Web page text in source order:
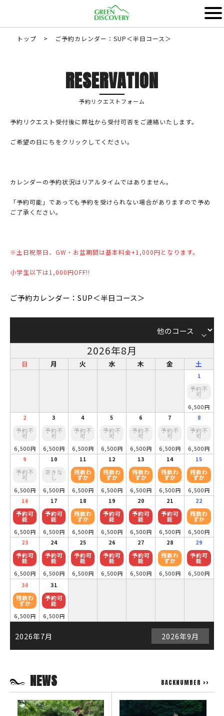
トップ > ご予約カレンダー：SUP＜半日コース＞
RESERVATION
予約リクエストフォーム
予約リクエスト受付後に弊社から受付可否をご連絡いたします。
ご希望の日にちをクリックしてください。
カレンダーの予約状況はリアルタイムではありません。
「予約可能」であっても予約を受けられない場合がありますので予め
ご了承ください。
※土日祝祭日、GW・お盆期間は基本料金+1,000円となります。
小学生以下は1,000円OFF!!
ご予約カレンダー：SUP＜半日コース＞
keyboard_arrow_down
2026年8月
日 月 火 水 木 金 土
1
予約不
可
6,500円
2
予約不
可
6,500円
3
予約不
可
6,500円
4
予約不
可
6,500円
5
予約不
可
6,500円
6
予約不
可
6,500円
7
予約不
可
6,500円
8
予約不
可
6,500円
9
予約不
可
6,500円
10
空きな
し
6,500円
11
残数わ
ずか
6,500円
12
残数わ
ずか
6,500円
13
残数わ
ずか
6,500円
14
残数わ
ずか
6,500円
15
残数わ
ずか
6,500円
16
予約可
能
6,500円
17
予約可
能
6,500円
18
残数わ
ずか
6,500円
19
予約可
能
6,500円
20
予約可
能
6,500円
21
予約可
能
6,500円
22
残数わ
ずか
6,500円
23
予約可
能
6,500円
24
予約可
能
6,500円
25
予約可
能
6,500円
26
予約可
能
6,500円
27
予約可
能
6,500円
28
残数わ
ずか
6,500円
29
予約可
能
6,500円
30
残数わ
ずか
6,500円
31
予約可
能
6,500円
2026年7月 2026年9月
NEWS BACKNUMBER >>